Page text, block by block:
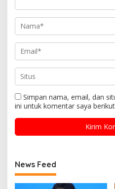
Simpan nama, email, dan
ini untuk komentar saya
News Feed